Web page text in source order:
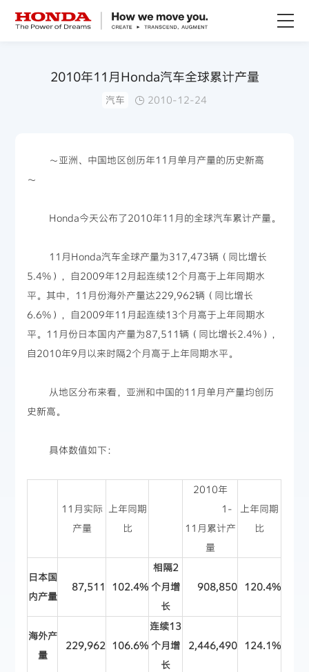
新闻资讯
2010年11月Honda汽车全球累计产量
汽车 2010-12-24
～亚洲、中国地区创历年11月单月产量的历史新高
～
Honda今天公布了2010年11月的全球汽车累计产量。
11月Honda汽车全球产量为317,473辆（同比增长
5.4%），自2009年12月起连续12个月高于上年同期水
平。其中，11月份海外产量达229,962辆（同比增长
6.6%），自2009年11月起连续13个月高于上年同期水
平。11月份日本国内产量为87,511辆（同比增长2.4%），
自2010年9月以来时隔2个月高于上年同期水平。
从地区分布来看，亚洲和中国的11月单月产量均创历
史新高。
具体数值如下：
11月实际
产量
上年同期
比
2010年
1-
11月累计产
量
上年同期
比
日本国
内产量
87,511 102.4%
相隔2
个月增
长
908,850 120.4%
海外产
量
229,962 106.6%
连续13
个月增
长
2,446,490 124.1%